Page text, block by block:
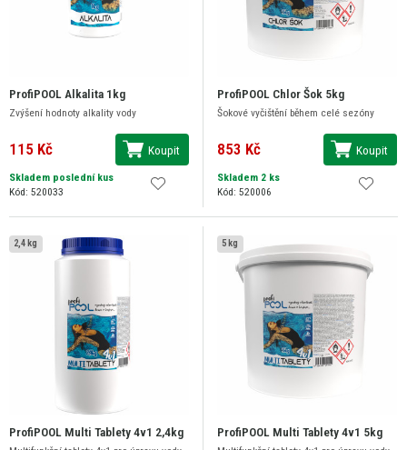
ProfiPOOL Alkalita 1kg
Zvýšení hodnoty alkality vody
115 Kč Koupit
Skladem poslední kus
Kód: 520033
ProfiPOOL Chlor Šok 5kg
Šokové vyčištění během celé sezóny
853 Kč Koupit
Skladem 2 ks
Kód: 520006
2,4 kg
ProfiPOOL Multi Tablety 4v1 2,4kg
5 kg
ProfiPOOL Multi Tablety 4v1 5kg